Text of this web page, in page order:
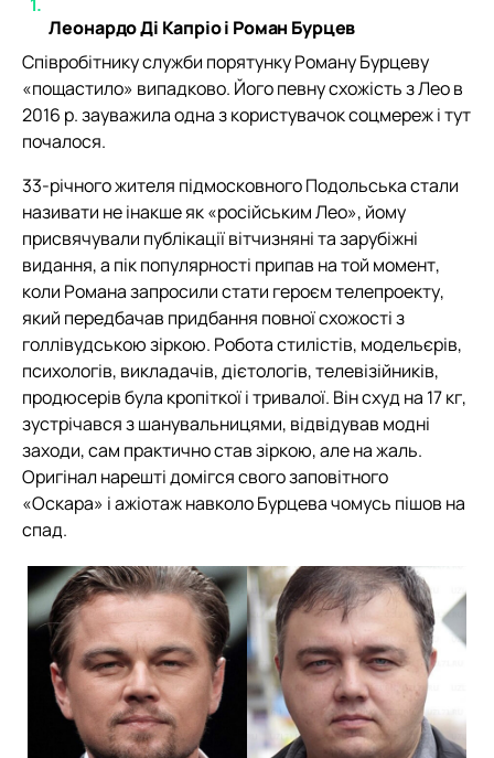
Леонардо Ді Капріо і Роман Бурцев
Співробітнику служби порятунку Роману Бурцеву
«пощастило» випадково. Його певну схожість з Лео в
2016 р. зауважила одна з користувачок соцмереж і тут
почалося.
33-річного жителя підмосковного Подольська стали
називати не інакше як «російським Лео», йому
присвячували публікації вітчизняні та зарубіжні
видання, а пік популярності припав на той момент,
коли Романа запросили стати героєм телепроекту,
який передбачав придбання повної схожості з
голлівудською зіркою. Робота стилістів, модельєрів,
психологів, викладачів, дієтологів, телевізійників,
продюсерів була кропіткої і тривалої. Він схуд на 17 кг,
зустрічався з шанувальницями, відвідував модні
заходи, сам практично став зіркою, але на жаль.
Оригінал нарешті домігся свого заповітного
«Оскара» і ажіотаж навколо Бурцева чомусь пішов на
спад.